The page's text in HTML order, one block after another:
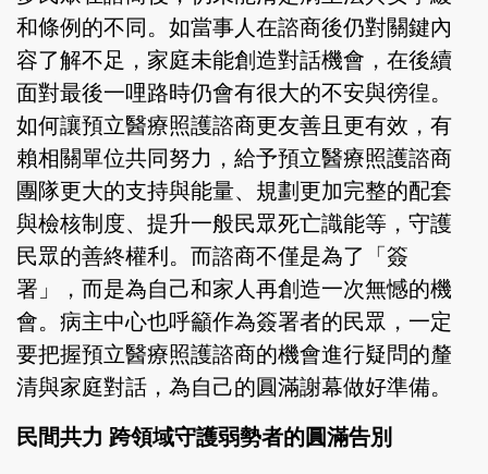
和條例的不同。如當事人在諮商後仍對關鍵內
容了解不足，家庭未能創造對話機會，在後續
面對最後一哩路時仍會有很大的不安與徬徨。
如何讓預立醫療照護諮商更友善且更有效，有
賴相關單位共同努力，給予預立醫療照護諮商
團隊更大的支持與能量、規劃更加完整的配套
與檢核制度、提升一般民眾死亡識能等，守護
民眾的善終權利。而諮商不僅是為了「簽
署」，而是為自己和家人再創造一次無憾的機
會。病主中心也呼籲作為簽署者的民眾，一定
要把握預立醫療照護諮商的機會進行疑問的釐
清與家庭對話，為自己的圓滿謝幕做好準備。
民間共力 跨領域守護弱勢者的圓滿告別